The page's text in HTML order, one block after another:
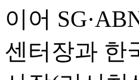
이어
센터장과 한